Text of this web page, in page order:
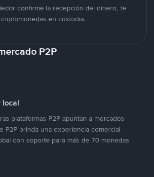
confirme la recepción del dinero, te
en custodia.
P2P
local
plataformas P2P apuntan a mercados
P2P brinda una experiencia comercial
con soporte para más de 70 monedas